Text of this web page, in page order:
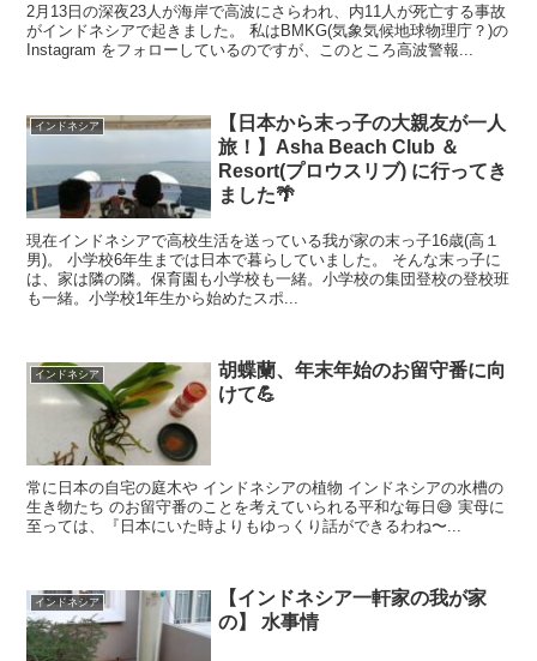
2月13日の深夜23人が海岸で高波にさらわれ、内11人が死亡する事故
がインドネシアで起きました。 私はBMKG(気象気候地球物理庁？)の
Instagram をフォローしているのですが、このところ高波警報...
インドネシア
【日本から末っ子の大親友が一人
旅！】Asha Beach Club ＆
Resort(プロウスリブ) に行ってき
ました🌴
現在インドネシアで高校生活を送っている我が家の末っ子16歳(高１
男)。 小学校6年生までは日本で暮らしていました。 そんな末っ子に
は、家は隣の隣。保育園も小学校も一緒。小学校の集団登校の登校班
も一緒。小学校1年生から始めたスポ...
インドネシア
胡蝶蘭、年末年始のお留守番に向
けて💪
常に日本の自宅の庭木や インドネシアの植物 インドネシアの水槽の
生き物たち のお留守番のことを考えていられる平和な毎日😅 実母に
至っては、『日本にいた時よりもゆっくり話ができるわね〜...
インドネシア
【インドネシア一軒家の我が家
の】 水事情